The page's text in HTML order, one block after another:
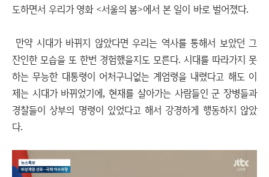
도하면서 우리가 영화 <서울의 봄>에서 본 일이 바로 벌어졌다.
만약 시대가 바뀌지 않았다면 우리는 역사를 통해서 보았던 그
잔인한 모습을 또 한번 경험했을지도 모른다. 시대를 따라가지 못
하는 무능한 대통령이 어처구니없는 계엄령을 내렸다고 해도 이
제는 시대가 바뀌었기에, 현재를 살아가는 사람들인 군 장병들과
경찰들이 상부의 명령이 있었다고 해서 강경하게 행동하지 않았
다.